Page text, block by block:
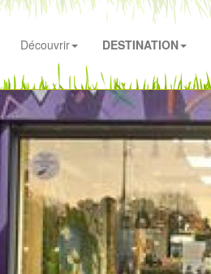
Découvrir
DESTINATION